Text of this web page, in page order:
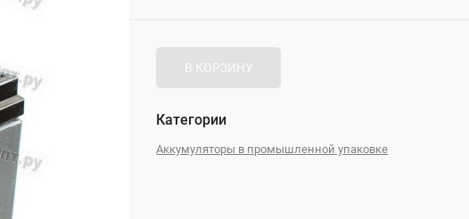
В КОРЗИНУ
Категории
Аккумуляторы в промышленной упаковке